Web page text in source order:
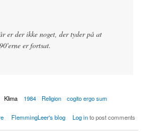
er der ikke noget, der tyder på at
er fortsat.
Klima 1984 Religion cogito ergo sum
på kloden siden 1998
FlemmingLeer's blog Log into post comments